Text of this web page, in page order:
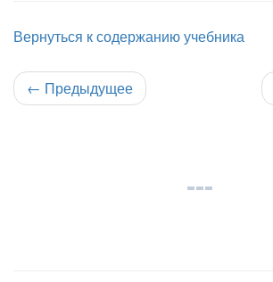
Вернуться к содержанию учебника
← Предыдущее